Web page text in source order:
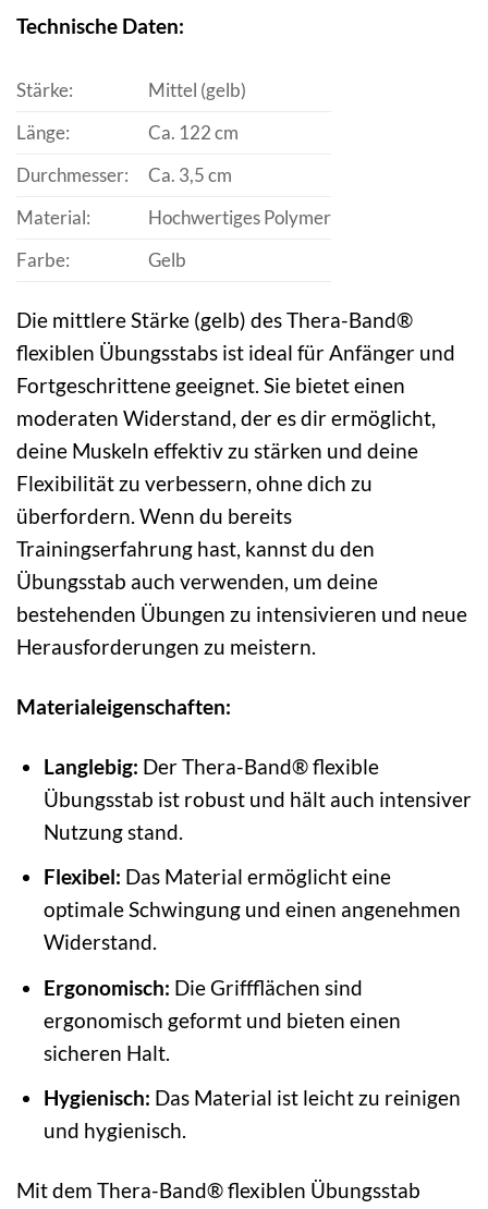
Technische Daten:
Stärke:
Mittel (gelb)
Länge:
Ca. 122 cm
Durchmesser:
Ca. 3,5 cm
Material:
Hochwertiges Polymer
Farbe:
Gelb
Die mittlere Stärke (gelb) des Thera-Band®
flexiblen Übungsstabs ist ideal für Anfänger und
Fortgeschrittene geeignet. Sie bietet einen
moderaten Widerstand, der es dir ermöglicht,
deine Muskeln effektiv zu stärken und deine
Flexibilität zu verbessern, ohne dich zu
überfordern. Wenn du bereits
Trainingserfahrung hast, kannst du den
Übungsstab auch verwenden, um deine
bestehenden Übungen zu intensivieren und neue
Herausforderungen zu meistern.
Materialeigenschaften:
Langlebig: Der Thera-Band® flexible
Übungsstab ist robust und hält auch intensiver
Nutzung stand.
Flexibel: Das Material ermöglicht eine
optimale Schwingung und einen angenehmen
Widerstand.
Ergonomisch: Die Griffflächen sind
ergonomisch geformt und bieten einen
sicheren Halt.
Hygienisch: Das Material ist leicht zu reinigen
und hygienisch.
Mit dem Thera-Band® flexiblen Übungsstab